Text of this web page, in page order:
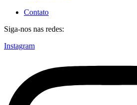
Contato
Siga-nos nas redes:
Instagram